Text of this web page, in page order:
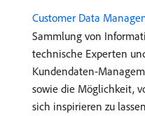
Customer Data
Sammlung von
technische Experten
Kundendaten-
sowie die Möglichkeit,
sich inspirieren zu